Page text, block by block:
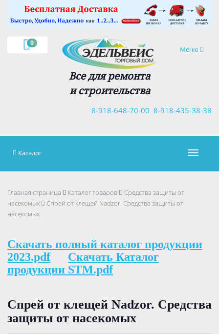
0
Навигация
Меню
Все для ремонта
и строительства
8-918-435-38-38
8-918-648-70-00
×
Каталог
Главная страница Каталог товаров
Средства защиты от
насекомых
Спрей от клещей Nadzor. Средства защиты от
насекомых
Скачать полный каталог продукции
2023.pdf
Скачать Каталог
продукции STM.pdf
Спрей от клещей Nadzor. Средства
защиты от насекомых